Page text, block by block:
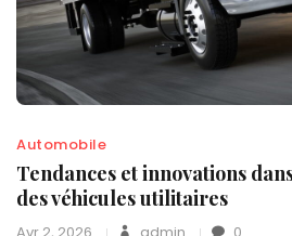
Automobile
Tendances et innovations
des véhicules utilitaires